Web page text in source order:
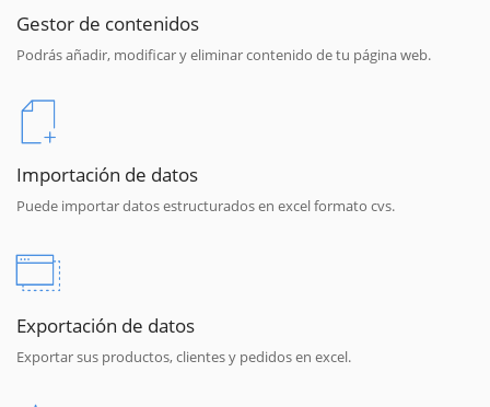
Gestor de contenidos
Podrás añadir, modificar y eliminar contenido de tu página web.
Importación de datos
Puede importar datos estructurados en excel formato cvs.
Exportación de datos
Exportar sus productos, clientes y pedidos en excel.